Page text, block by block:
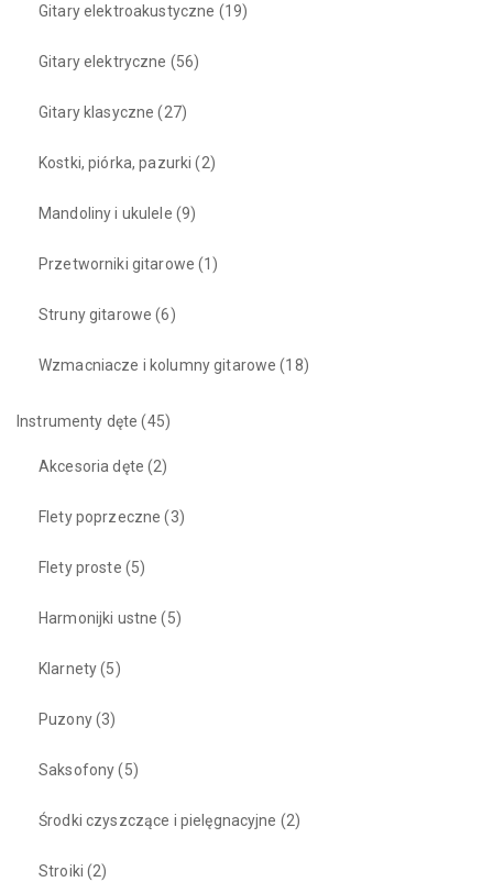
Gitary elektroakustyczne (19)
Gitary elektryczne (56)
Gitary klasyczne (27)
Kostki, piórka, pazurki (2)
Mandoliny i ukulele (9)
Przetworniki gitarowe (1)
Struny gitarowe (6)
Wzmacniacze i kolumny gitarowe (18)
Instrumenty dęte (45)
Akcesoria dęte (2)
Flety poprzeczne (3)
Flety proste (5)
Harmonijki ustne (5)
Klarnety(5)
Puzony(3)
Saksofony(5)
Środki czyszczące i pielęgnacyjne (2)
Stroiki (2)